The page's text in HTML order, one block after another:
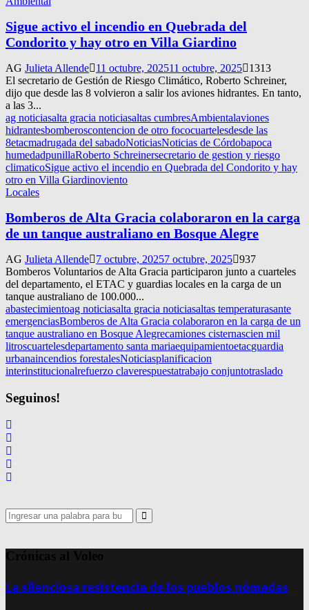
Sigue activo el incendio en Quebrada del
Condorito y hay otro en Villa Giardino
AG Julieta Allende 11 octubre, 202511 octubre, 2025
1313
El secretario de Gestión de Riesgo Climático, Roberto Schreiner,
dijo que desde las 8 volvieron a salir los aviones hidrantes. En tanto,
a las 3...
ag noticiasalta gracia noticiasaltas cumbresAmbientalaviones
hidrantesbomberoscontencion de otro fococuartelesdesde las
8etacmadrugada del sabadoNoticiasNoticias de Córdobapoca
humedadpunillaRoberto Schreinersecretario de gestion y riesgo
climaticoSigue activo el incendio en Quebrada del Condorito y hay
otro en Villa Giardinoviento
Locales
Bomberos de Alta Gracia colaboraron en la carga
de un tanque australiano en Bosque Alegre
AG Julieta Allende 7 octubre, 20257 octubre, 2025 937
Bomberos Voluntarios de Alta Gracia participaron junto a cuarteles
del departamento, el ETAC y guardias locales en la carga de un
tanque australiano de 100.000...
abastecimientoag noticiasalta gracia noticiasaltas temperaturasante
emergenciasBomberos de Alta Gracia colaboraron en la carga de un
tanque australiano en Bosque Alegrecamiones cisternascien mil
litroscuartelesdepartamento santa mariaequipamientoetacguardia
urbanaincendios forestalesNoticiasplanificacion
interinstitucionalrefuerzo claverespuestatrabajo conjuntotraslado
Seguinos!
Search
for:
Search
Crónicas al Voleo
La silenciosa resistencia de los pueblos nómadas